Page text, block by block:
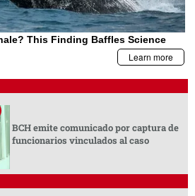
BCH emite comunicado por captura de
funcionarios vinculados al caso